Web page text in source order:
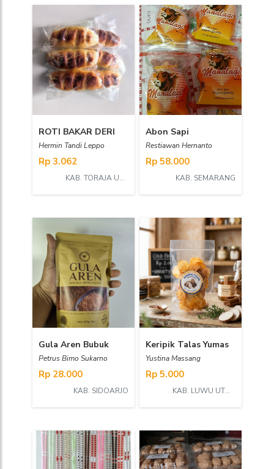
ROTI BAKAR DERI
Hermin Tandi Leppo
Rp 3.062
KAB. TORAJA UTARA
Abon Sapi
Restiawan Hernanto
Rp 58.000
KAB. SEMARANG
Gula Aren Bubuk
Petrus Bimo Sukarno
Rp 28.000
KAB. SIDOARJO
Keripik Talas Yumas
Yustina Massang
Rp 5.000
KAB. LUWU UTARA